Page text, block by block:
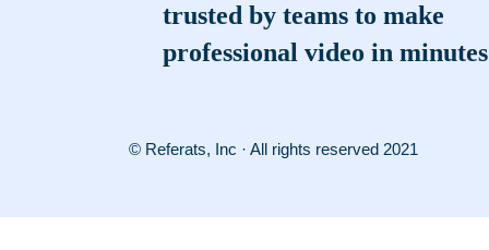
trusted by teams to make
professional video in minutes
© Referats, Inc · All rights reserved 2021